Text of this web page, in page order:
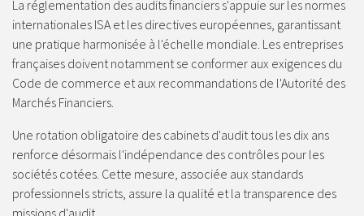
La réglementation des audits financiers s'appuie sur les normes
internationales ISA et les directives européennes, garantissant
une pratique harmonisée à l'échelle mondiale. Les entreprises
françaises doivent notamment se conformer aux exigences du
Code de commerce et aux recommandations de l'Autorité des
Marchés Financiers.
Une rotation obligatoire des cabinets d'audit tous les dix ans
renforce désormais l'indépendance des contrôles pour les
sociétés cotées. Cette mesure, associée aux standards
professionnels stricts, assure la qualité et la transparence des
missions d'audit.